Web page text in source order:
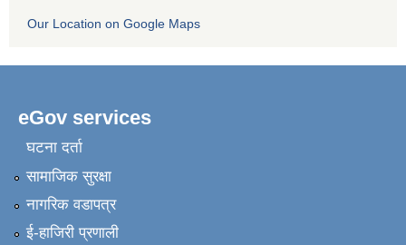
Our Location on Google Maps
eGov services
घटना दर्ता
सामाजिक सुरक्षा
नागरिक वडापत्र
ई-हाजिरी प्रणाली